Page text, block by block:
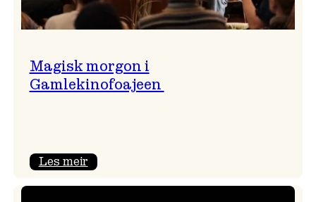
Magisk morgon i
Gamlekinofoajeen
Les meir: